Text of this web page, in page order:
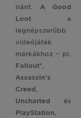
iránt.A Good
Loot a
legnépszerűbb
videójáték
márkákhoz – pl.
Fallout®,
Assassin's
Creed,
Uncharted és
PlayStation,